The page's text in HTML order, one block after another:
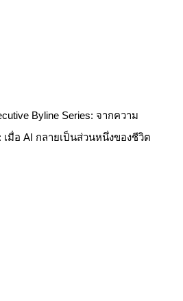
มื่อ AI กลายเป็นส่วนหนึ่งของชีวิต